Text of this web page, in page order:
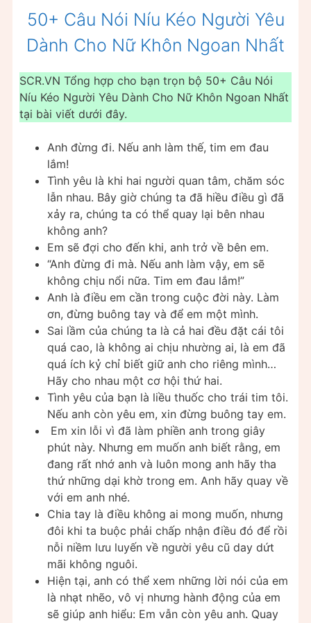
50+ Câu Nói Níu Kéo Người Yêu
Dành Cho Nữ Khôn Ngoan Nhất
SCR.VN Tổng hợp cho bạn trọn bộ 50+ Câu Nói
Níu Kéo Người Yêu Dành Cho Nữ Khôn Ngoan Nhất
tại bài viết dưới đây.
Anh đừng đi. Nếu anh làm thế, tim em đau
lắm!
Tình yêu là khi hai người quan tâm, chăm sóc
lẫn nhau. Bây giờ chúng ta đã hiều điều gì đã
xảy ra, chúng ta có thể quay lại bên nhau
không anh?
Em sẽ đợi cho đến khi, anh trở về bên em.
“Anh đừng đi mà. Nếu anh làm vậy, em sẽ
không chịu nổi nữa. Tim em đau lắm!”
Anh là điều em cần trong cuộc đời này. Làm
ơn, đừng buông tay và để em một mình.
Sai lầm của chúng ta là cả hai đều đặt cái tôi
quá cao, là không ai chịu nhường ai, là em đã
quá ích kỷ chỉ biết giữ anh cho riêng mình…
Hãy cho nhau một cơ hội thứ hai.
Tình yêu của bạn là liều thuốc cho trái tim tôi.
Nếu anh còn yêu em, xin đừng buông tay em.
Em xin lỗi vì đã làm phiền anh trong giây
phút này. Nhưng em muốn anh biết rằng, em
đang rất nhớ anh và luôn mong anh hãy tha
thứ những dại khờ trong em. Anh hãy quay về
với em anh nhé.
Chia tay là điều không ai mong muốn, nhưng
đôi khi ta buộc phải chấp nhận điều đó để rồi
nỗi niềm lưu luyến về người yêu cũ day dứt
mãi không nguôi.
Hiện tại, anh có thể xem những lời nói của em
là nhạt nhẽo, vô vị nhưng hành động của em
sẽ giúp anh hiểu: Em vẫn còn yêu anh. Quay